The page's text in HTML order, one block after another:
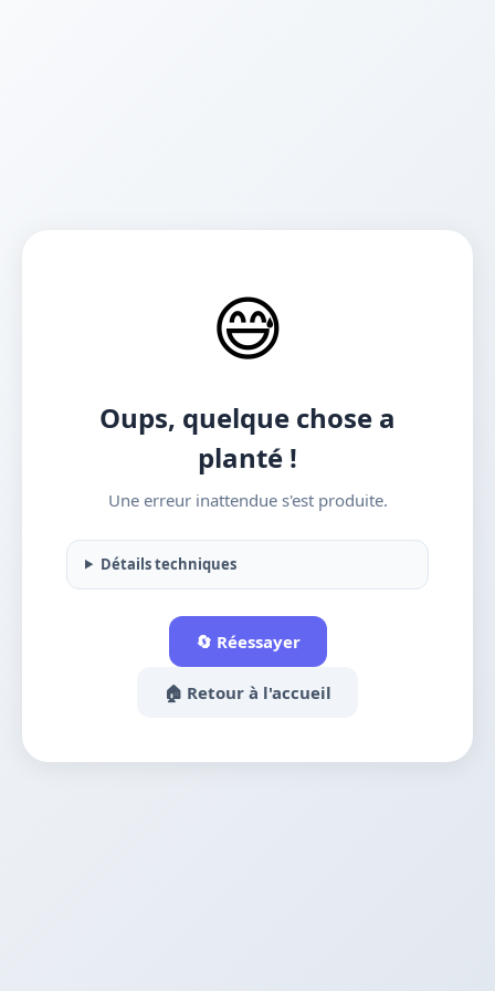
😅
Oups, quelque chose a
planté !
Une erreur inattendue s'est produite.
Détails techniques
🔄 Réessayer
🏠 Retour à l'accueil